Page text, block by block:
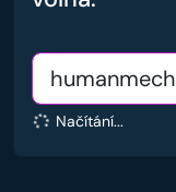
Načítání...